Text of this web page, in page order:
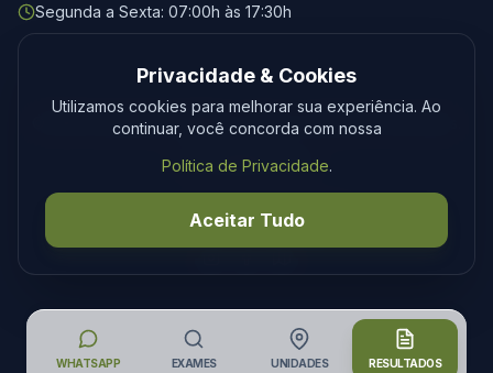
Segunda a Sexta: 07:00h às 17:30h
© 2026 Laboratório Spillere. Todos os direitos reservados.
PrivacidadeTermos
DesenvolvimentoTecmedia
Privacidade & Cookies
Utilizamos cookies para melhorar sua experiência. Ao
continuar, você concorda com nossa
Política de Privacidade.
Aceitar Tudo
WHATSAPP EXAMES UNIDADES RESULTADOS